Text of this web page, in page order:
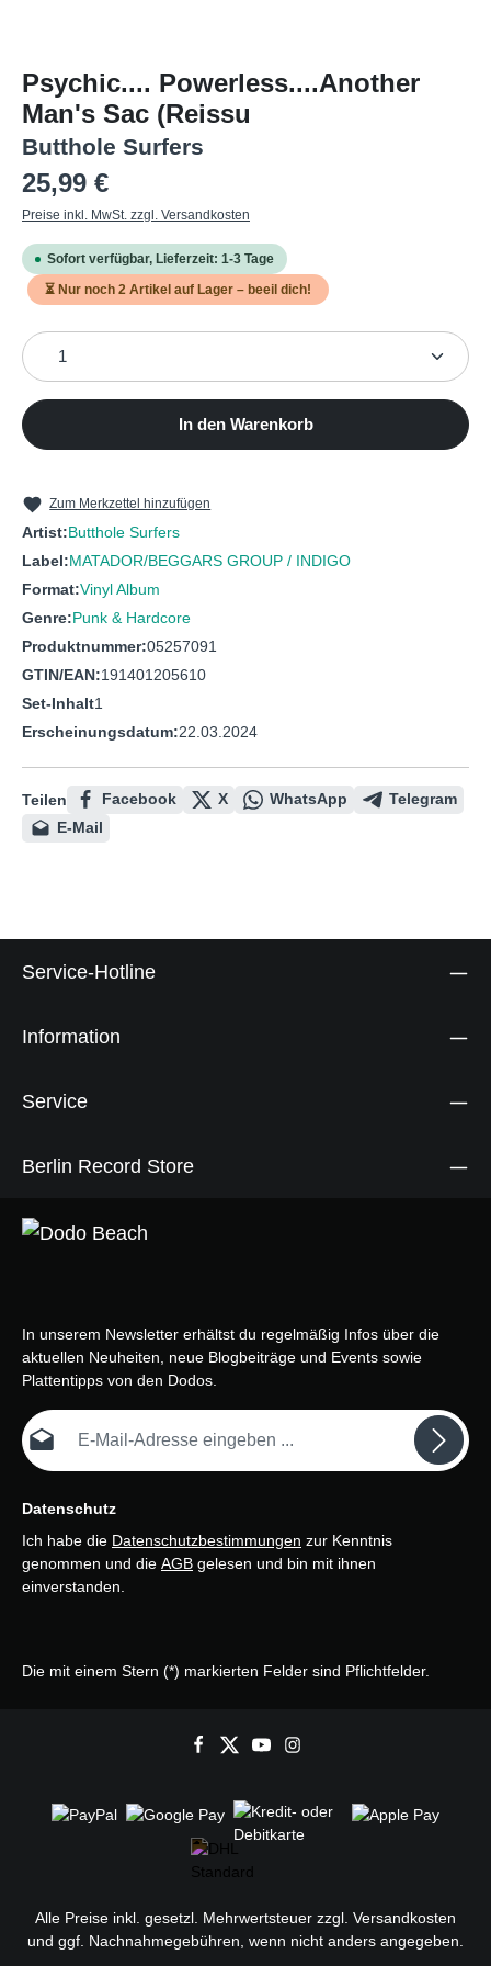
Psychic.... Powerless....Another
Man's Sac (Reissu
Butthole Surfers
Regulärer Preis:
25,99 €
Preise inkl. MwSt. zzgl. Versandkosten
Sofort verfügbar, Lieferzeit: 1-3 Tage
⏳ Nur noch 2 Artikel auf Lager – beeil dich!
Produkt Anzahl: Gib den gewünschten Wert ein
In den Warenkorb
Zum Merkzettel hinzufügen
Artist:Butthole Surfers
Label:MATADOR/BEGGARS GROUP / INDIGO
Format:Vinyl Album
Genre:Punk & Hardcore
Produktnummer:05257091
GTIN/EAN:191401205610
Set-Inhalt1
Erscheinungsdatum:22.03.2024
Teilen Facebook X WhatsApp
Telegram
E-Mail
Service-Hotline
Information
Service
Berlin Record Store
In unserem Newsletter erhältst du regelmäßig Infos über die
aktuellen Neuheiten, neue Blogbeiträge und Events sowie
Plattentipps von den Dodos.
E-Mail-Adresse*
Datenschutz
Ich habe die Datenschutzbestimmungen zur Kenntnis
genommen und die AGB gelesen und bin mit ihnen
einverstanden.
Die mit einem Stern (*) markierten Felder sind Pflichtfelder.
Alle Preise inkl. gesetzl. Mehrwertsteuer zzgl. Versandkosten
und ggf. Nachnahmegebühren, wenn nicht anders angegeben.